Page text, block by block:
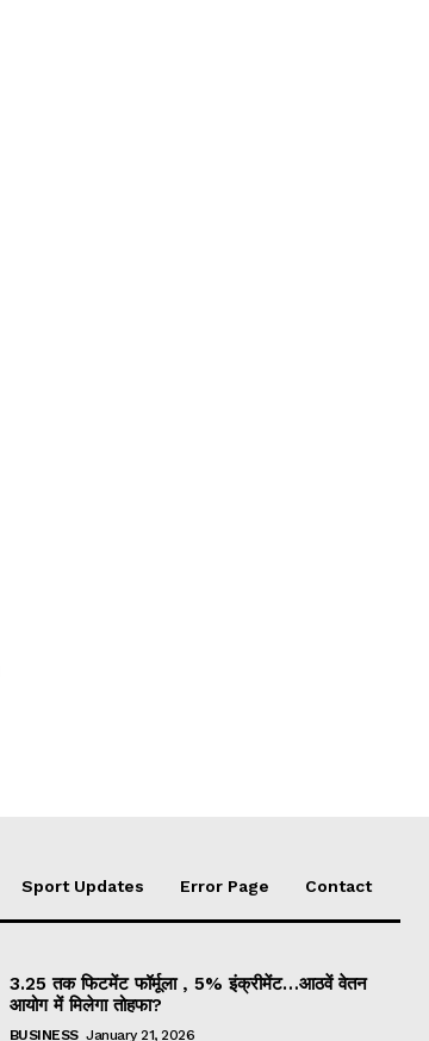
Sport Updates Error Page Contact
3.25 तक फिटमेंट फॉर्मूला , 5% इंक्रीमेंट…आठवें वेतन
आयोग में मिलेगा तोहफा?
BUSINESS January 21, 2026